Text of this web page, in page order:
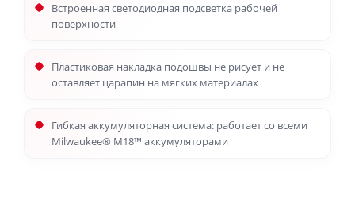
Встроенная светодиодная подсветка рабочей
поверхности
Пластиковая накладка подошвы не рисует и не
оставляет царапин на мягких материалах
Гибкая аккумуляторная система: работает со всеми
Milwaukee® M18™ аккумуляторами